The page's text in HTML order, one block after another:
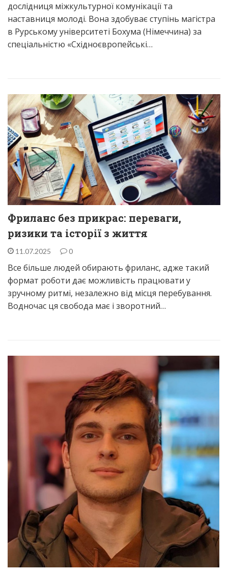
дослідниця міжкультурної комунікації та
наставниця молоді. Вона здобуває ступінь магістра
в Рурському університеті Бохума (Німеччина) за
спеціальністю «Східноєвропейські…
Фриланс без прикрас: переваги,
ризики та історії з життя
11.07.2025 0
Все більше людей обирають фриланс, адже такий
формат роботи дає можливість працювати у
зручному ритмі, незалежно від місця перебування.
Водночас ця свобода має і зворотний…